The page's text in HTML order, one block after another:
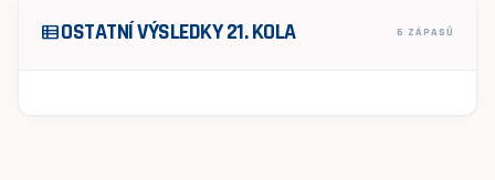
view_listOSTATNÍ VÝSLEDKY 21. KOLA 6 ZÁPASŮ